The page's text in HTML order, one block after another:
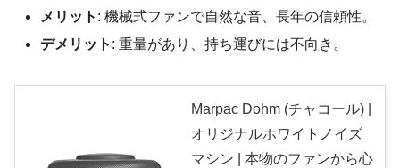
メリット : 機械式ファンで自然な音、長年の信頼性。
デメリット : 重量があり、持ち運びには不向き。
Marpac Dohm (チャコール) |
オリジナルホワイトノイズ
マシン | 本物のファンから心